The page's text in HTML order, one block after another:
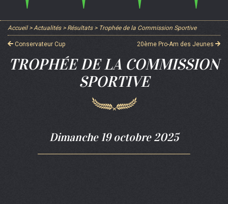
Accueil> Actualités> Résultats> Trophée de la Commission Sportive
Conservateur Cup 20ème Pro-Am des Jeunes
TROPHÉE DE LA COMMISSION
SPORTIVE
Dimanche 19 octobre 2025